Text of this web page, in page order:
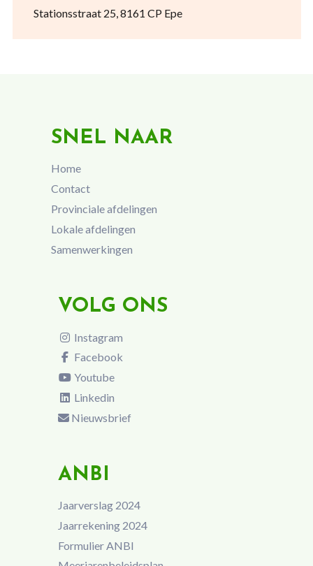
Stationsstraat 25, 8161 CP Epe
SNEL NAAR
Home
Contact
Provinciale afdelingen
Lokale afdelingen
Samenwerkingen
VOLG ONS
Instagram
Facebook
Youtube
Linkedin
Nieuwsbrief
ANBI
Jaarverslag 2024
Jaarrekening 2024
Formulier ANBI